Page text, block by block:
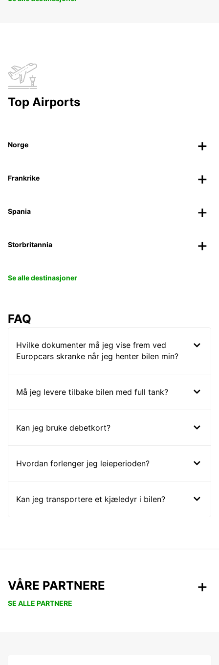
Top Airports
Norge
Frankrike
Spania
Storbritannia
Se alle destinasjoner
FAQ
Hvilke dokumenter må jeg vise frem ved
Europcars skranke når jeg henter bilen min?
Må jeg levere tilbake bilen med full tank?
Kan jeg bruke debetkort?
Hvordan forlenger jeg leieperioden?
Kan jeg transportere et kjæledyr i bilen?
VÅRE PARTNERE
SE ALLE PARTNERE